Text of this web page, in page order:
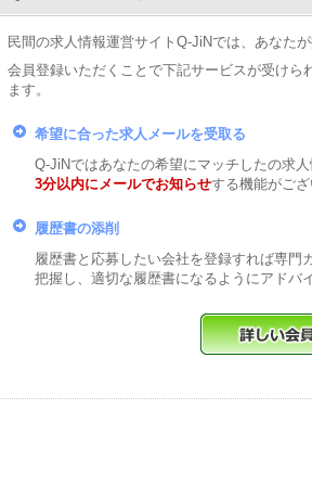
民間の求人情報運営サイトQ-JiNでは、あなた
会員登録いただくことで下記サービスが受けら
ます。
希望に合った求人メールを受取る
Q-JiNではあなたの希望にマッチしたの求人
3分以内にメールでお知らせする機能がござ
履歴書の添削
履歴書と応募したい会社を登録すれば専門
把握し、適切な履歴書になるようにアドバ